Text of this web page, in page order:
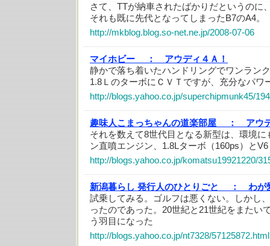
さて、TTが納車されたばかりだというのに
それも既に先代となってしまったB7のA4。
http://mkblog.blog.so-net.ne.jp/2008-07-06
マイホビー ：
アウディ４Ａ！
静かで落ち着いたハンドリングでワンラン
1.8ＬのターボにＣＶＴですが、充分なパワ
http://blogs.yahoo.co.jp/superchipmunk45/
趣味人こまっちゃんの道楽部屋 ：
アウ
それを数えて8世代目となる新型は、環境
ン直噴エンジン、1.8Lターボ（160ps）と
http://blogs.yahoo.co.jp/komatsu19921220/
新潟暮らし 発行人のひとりごと ：
わが
試乗してみる。ゴルフは悪くない。しかし
ったのであった。20世紀と21世紀をまたい
う羽目になった
http://blogs.yahoo.co.jp/nt7328/57125872.html